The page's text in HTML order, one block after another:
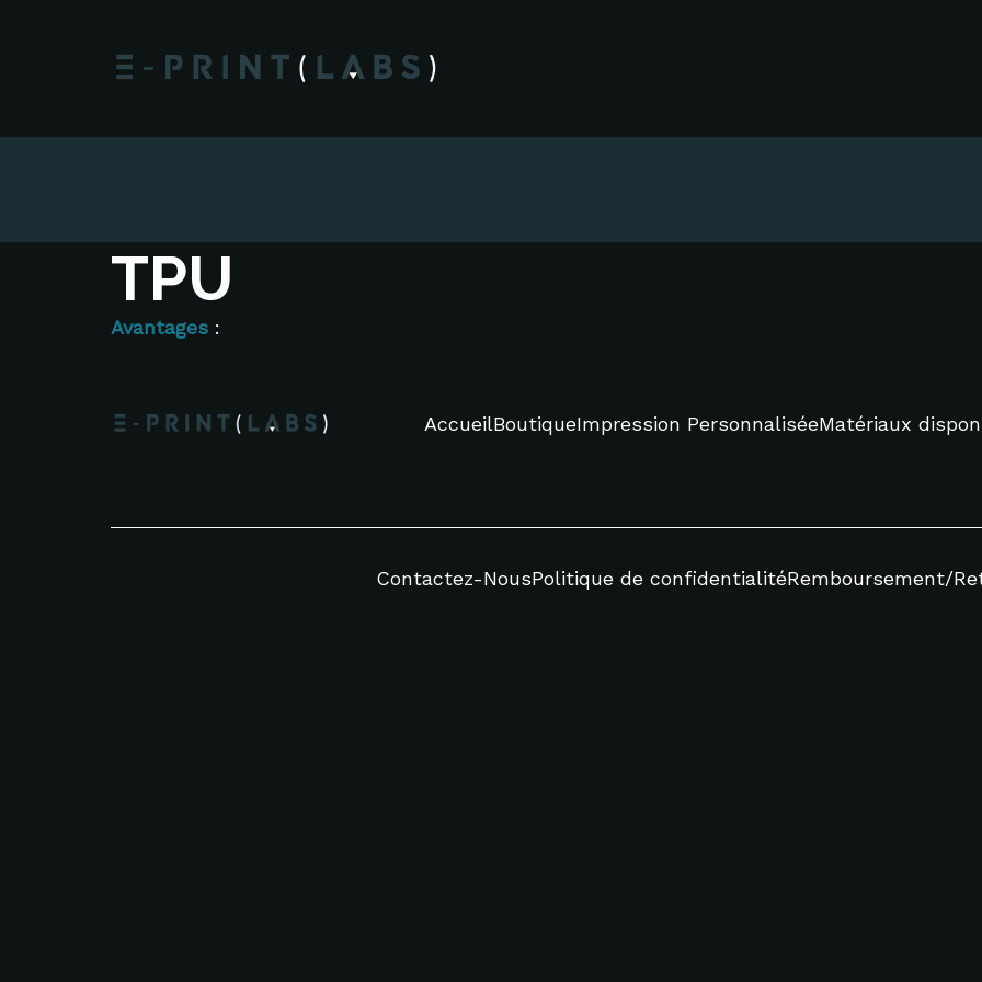
TPU
Avantages:
AccueilBoutiqueImpression PersonnaliséeMatériaux
Contactez-NousPolitique de confidentialitéRemboursement/